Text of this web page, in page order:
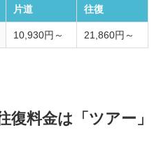
片道 往復
10,930円～ 21,860円～
復料金は「ツアー」